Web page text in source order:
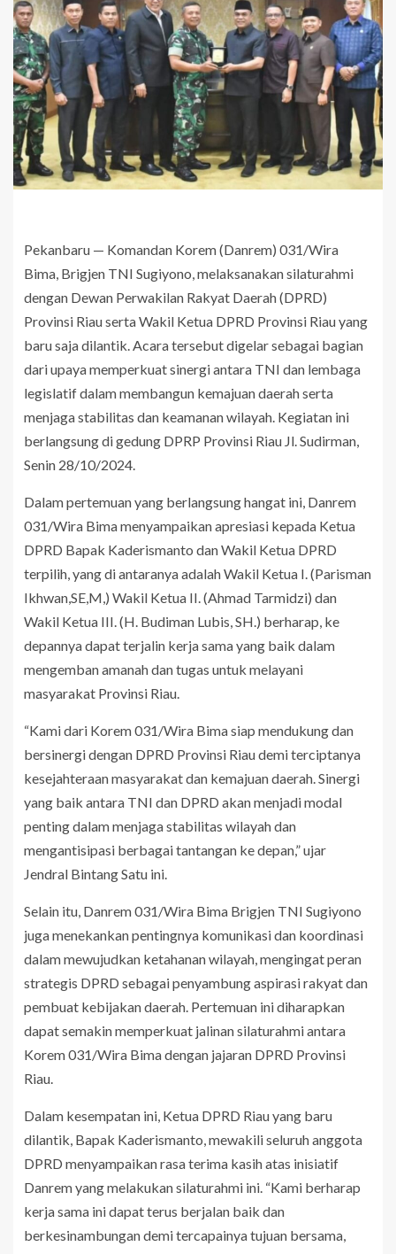
Pekanbaru — Komandan Korem (Danrem) 031/Wira
Bima, Brigjen TNI Sugiyono, melaksanakan silaturahmi
dengan Dewan Perwakilan Rakyat Daerah (DPRD)
Provinsi Riau serta Wakil Ketua DPRD Provinsi Riau yang
baru saja dilantik. Acara tersebut digelar sebagai bagian
dari upaya memperkuat sinergi antara TNI dan lembaga
legislatif dalam membangun kemajuan daerah serta
menjaga stabilitas dan keamanan wilayah. Kegiatan ini
berlangsung di gedung DPRP Provinsi Riau Jl. Sudirman,
Senin 28/10/2024.
Dalam pertemuan yang berlangsung hangat ini, Danrem
031/Wira Bima menyampaikan apresiasi kepada Ketua
DPRD Bapak Kaderismanto dan Wakil Ketua DPRD
terpilih, yang di antaranya adalah Wakil Ketua I. (Parisman
Ikhwan,SE,M,) Wakil Ketua II. (Ahmad Tarmidzi) dan
Wakil Ketua III. (H. Budiman Lubis, SH.) berharap, ke
depannya dapat terjalin kerja sama yang baik dalam
mengemban amanah dan tugas untuk melayani
masyarakat Provinsi Riau.
“Kami dari Korem 031/Wira Bima siap mendukung dan
bersinergi dengan DPRD Provinsi Riau demi terciptanya
kesejahteraan masyarakat dan kemajuan daerah. Sinergi
yang baik antara TNI dan DPRD akan menjadi modal
penting dalam menjaga stabilitas wilayah dan
mengantisipasi berbagai tantangan ke depan,” ujar
Jendral Bintang Satu ini.
Selain itu, Danrem 031/Wira Bima Brigjen TNI Sugiyono
juga menekankan pentingnya komunikasi dan koordinasi
dalam mewujudkan ketahanan wilayah, mengingat peran
strategis DPRD sebagai penyambung aspirasi rakyat dan
pembuat kebijakan daerah. Pertemuan ini diharapkan
dapat semakin memperkuat jalinan silaturahmi antara
Korem 031/Wira Bima dengan jajaran DPRD Provinsi
Riau.
Dalam kesempatan ini, Ketua DPRD Riau yang baru
dilantik, Bapak Kaderismanto, mewakili seluruh anggota
DPRD menyampaikan rasa terima kasih atas inisiatif
Danrem yang melakukan silaturahmi ini. “Kami berharap
kerja sama ini dapat terus berjalan baik dan
berkesinambungan demi tercapainya tujuan bersama,